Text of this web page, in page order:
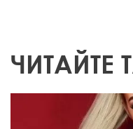
ЧИТАЙТЕ